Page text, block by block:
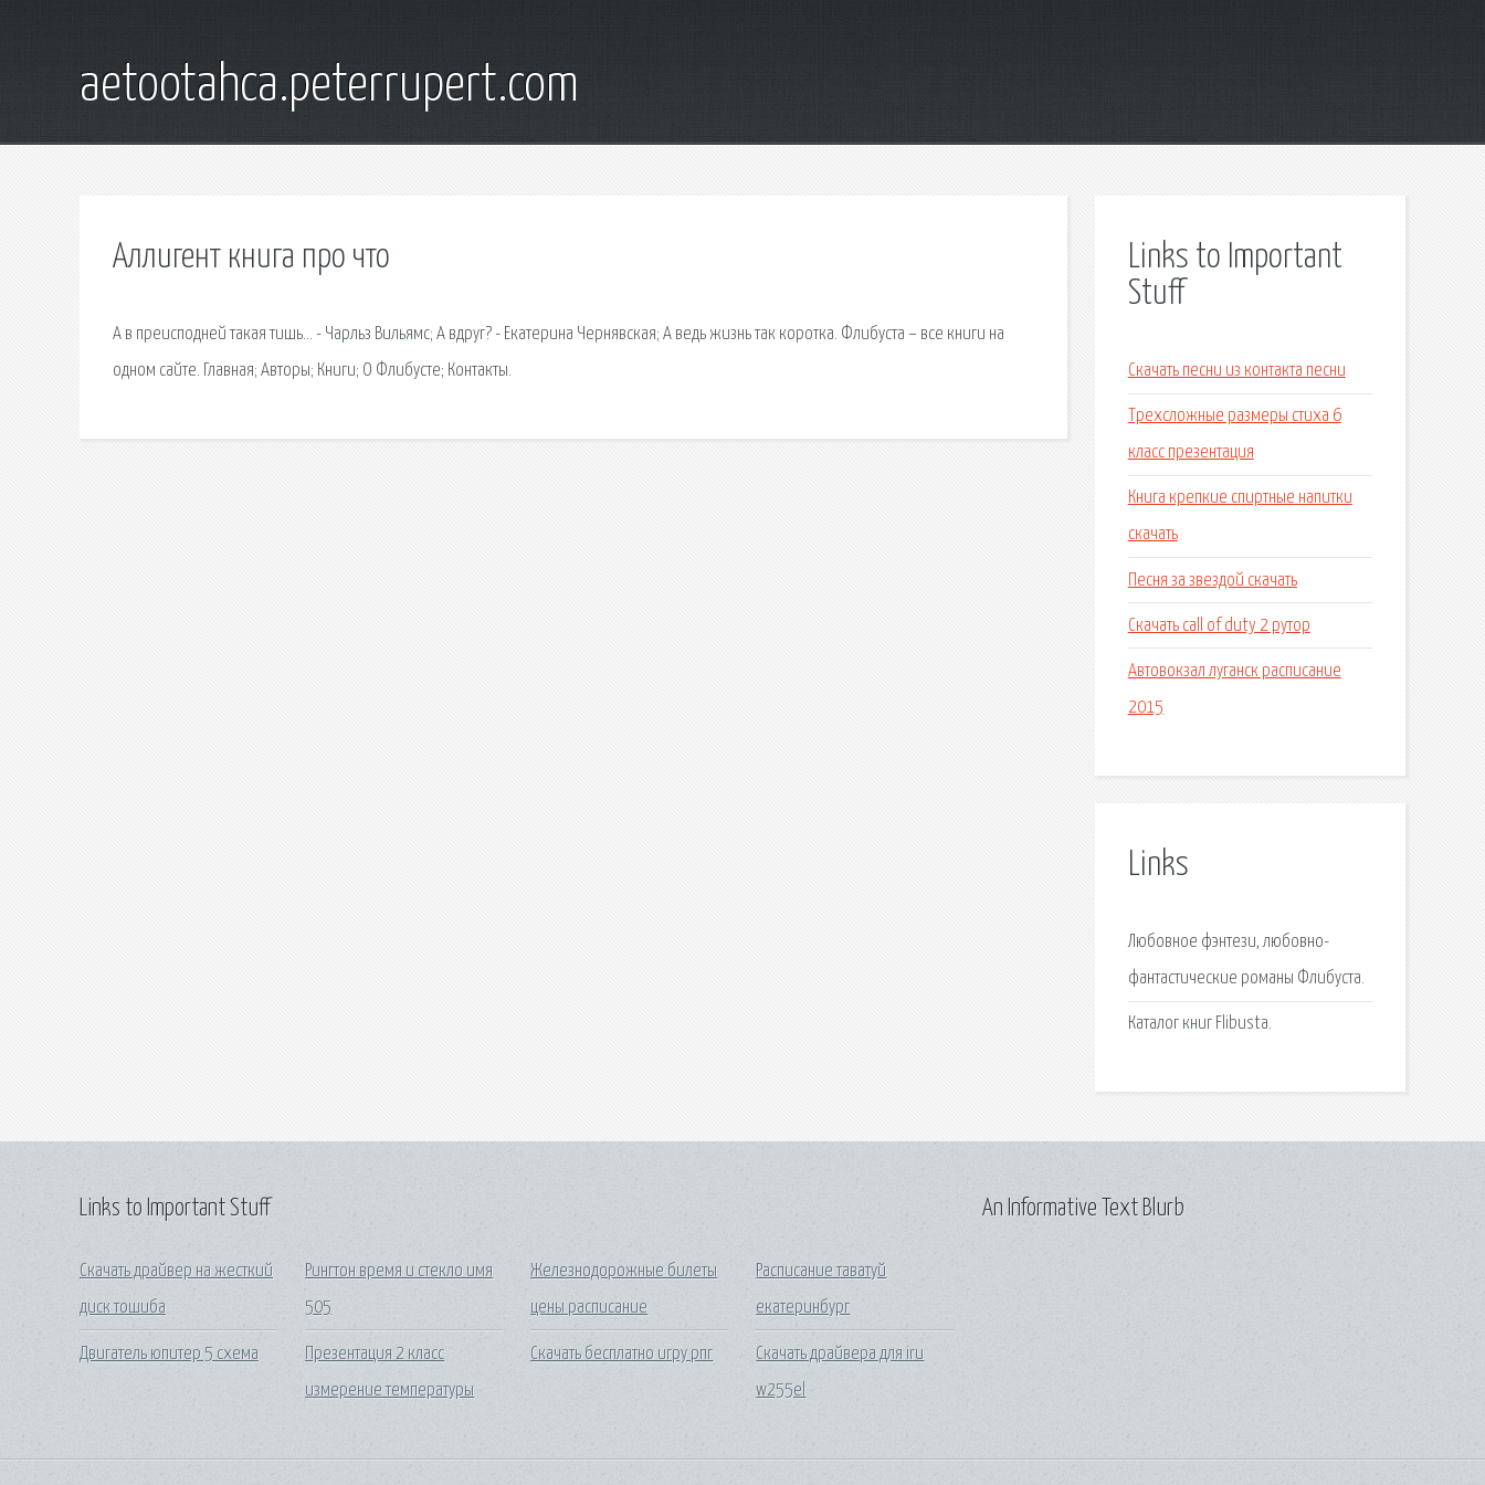
aetootahca.peterrupert.com
Аллигент книга про что
А в преисподней такая тишь… - Чарльз Вильямс; А вдруг? - Екатерина Чернявская; А ведь жизнь так коротка. Флибуста – все книги на
одном сайте. Главная; Авторы; Книги; О Флибусте; Контакты.
Links to Important
Stuff
Скачать песни из контакта песни
Трехсложные размеры стиха 6
класс презентация
Книга крепкие спиртные напитки
скачать
Песня за звездой скачать
Скачать call of duty 2 рутор
Автовокзал луганск расписание
2015
Links
Любовное фэнтези, любовно-
фантастические романы Флибуста.
Каталог книг Flibusta.
Links to Important Stuff
Скачать драйвер на жесткий
диск тошиба
Двигатель юпитер 5 схема
Рингтон время и стекло имя
505
Презентация 2 класс
измерение температуры
Железнодорожные билеты
цены расписание
Скачать бесплатно игру рпг
Расписание таватуй
екатеринбург
Скачать драйвера для iru
w255el
An Informative Text Blurb